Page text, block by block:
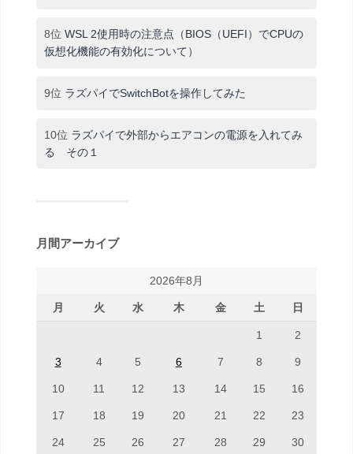
8位 WSL 2使用時の注意点（BIOS（UEFI）でCPUの
仮想化機能の有効化について）
9位 ラズパイでSwitchBotを操作してみた
10位 ラズパイで外部からエアコンの電源を入れてみ
る その１
月間アーカイブ
2026年8月
月 火 水 木 金 土 日
1 2
3 4 5 6 7 8 9
10 11 12 13 14 15 16
17 18 19 20 21 22 23
24 25 26 27 28 29 30